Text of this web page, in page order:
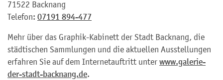
71522 Backnang
Telefon: 07191 894-477
Mehr über das Graphik-Kabinett der Stadt Backnang, die
städtischen Sammlungen und die aktuellen Ausstellungen
erfahren Sie auf dem Internetauftritt unter www.galerie-
der-stadt-backnang.de.